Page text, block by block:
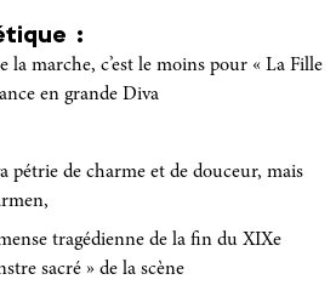
:
la marche, c’est le moins pour « La Fille
en grande Diva
pétrie de charme et de douceur, mais
tragédienne de la fin du XIXe
sacré » de la scène